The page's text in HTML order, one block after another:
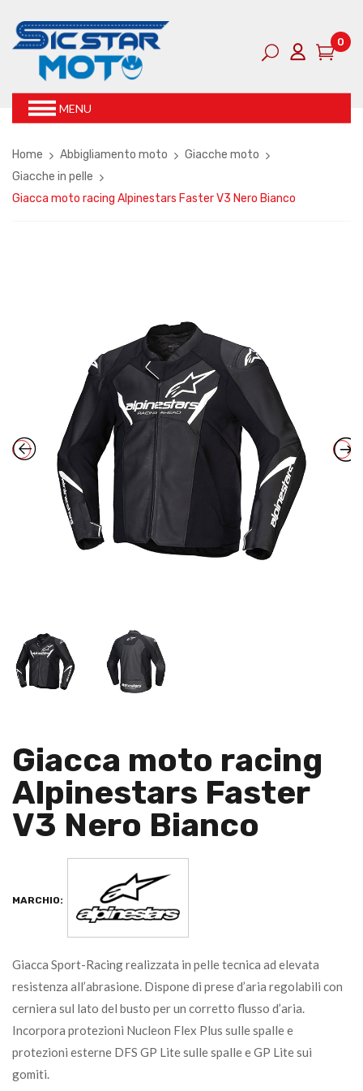
0
MENU
Home Abbigliamento moto
Giacche moto
Giacche in pelle
Giacca moto racing Alpinestars Faster V3 Nero Bianco
Giacca moto racing
Alpinestars Faster
V3 Nero Bianco
MARCHIO:
Giacca Sport-Racing realizzata in pelle tecnica ad elevata
resistenza all’abrasione. Dispone di prese d’aria regolabili con
cerniera sul lato del busto per un corretto flusso d’aria.
Incorpora protezioni Nucleon Flex Plus sulle spalle e
protezioni esterne DFS GP Lite sulle spalle e GP Lite sui
gomiti.